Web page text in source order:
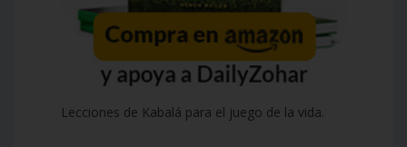
Lecciones de Kabalá para el juego de la vida.